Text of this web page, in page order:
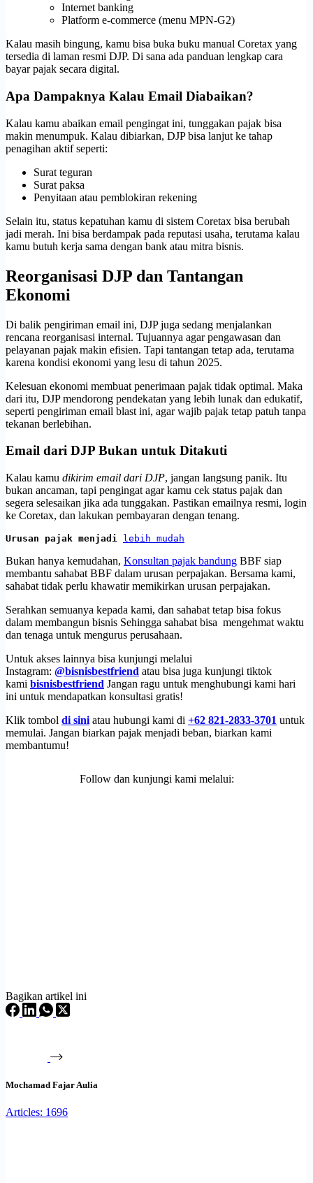
Internet banking
Platform e-commerce (menu MPN-G2)
Kalau masih bingung, kamu bisa buka buku manual Coretax yang
tersedia di laman resmi DJP. Di sana ada panduan lengkap cara
bayar pajak secara digital.
Apa Dampaknya Kalau Email Diabaikan?
Kalau kamu abaikan email pengingat ini, tunggakan pajak bisa
makin menumpuk. Kalau dibiarkan, DJP bisa lanjut ke tahap
penagihan aktif seperti:
Surat teguran
Surat paksa
Penyitaan atau pemblokiran rekening
Selain itu, status kepatuhan kamu di sistem Coretax bisa berubah
jadi merah. Ini bisa berdampak pada reputasi usaha, terutama kalau
kamu butuh kerja sama dengan bank atau mitra bisnis.
Reorganisasi DJP dan Tantangan
Ekonomi
Di balik pengiriman email ini, DJP juga sedang menjalankan
rencana reorganisasi internal. Tujuannya agar pengawasan dan
pelayanan pajak makin efisien. Tapi tantangan tetap ada, terutama
karena kondisi ekonomi yang lesu di tahun 2025.
Kelesuan ekonomi membuat penerimaan pajak tidak optimal. Maka
dari itu, DJP mendorong pendekatan yang lebih lunak dan edukatif,
seperti pengiriman email blast ini, agar wajib pajak tetap patuh tanpa
tekanan berlebihan.
Email dari DJP Bukan untuk Ditakuti
Kalau kamu dikirim email dari DJP, jangan langsung panik. Itu
bukan ancaman, tapi pengingat agar kamu cek status pajak dan
segera selesaikan jika ada tunggakan. Pastikan emailnya resmi, login
ke Coretax, dan lakukan pembayaran dengan tenang.
Urusan pajak menjadi lebih mudah
Bukan hanya kemudahan, Konsultan pajak bandung BBF siap
membantu sahabat BBF dalam urusan perpajakan. Bersama kami,
sahabat tidak perlu khawatir memikirkan urusan perpajakan.
Serahkan semuanya kepada kami, dan sahabat tetap bisa fokus
dalam membangun bisnis Sehingga sahabat bisa mengehmat waktu
dan tenaga untuk mengurus perusahaan.
Untuk akses lainnya bisa kunjungi melalui
Instagram: @bisnisbestfriend atau bisa juga kunjungi tiktok
kami bisnisbestfriend Jangan ragu untuk menghubungi kami hari
ini untuk mendapatkan konsultasi gratis!
Klik tombol di sini atau hubungi kami di +62 821-2833-3701 untuk
memulai. Jangan biarkan pajak menjadi beban, biarkan kami
membantumu!
Follow dan kunjungi kami melalui:
Bagikan artikel ini
Mochamad Fajar Aulia
Articles: 1696